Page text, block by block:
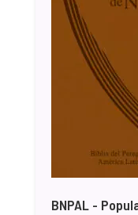
BNPAL -